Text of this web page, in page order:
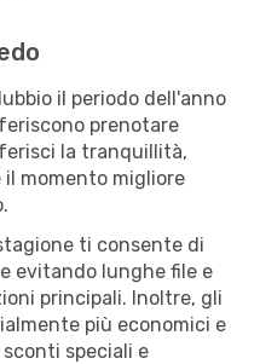
il periodo dell'anno
prenotare
la tranquillità,
momento migliore
ti consente di
evitando lunghe file e
principali. Inoltre, gli
più economici e
speciali e